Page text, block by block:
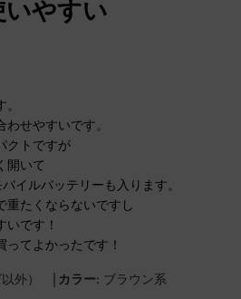
やすい
せやすいです。
クトですが
開いて
イルバッテリーも入ります。
重たくならないですし
です！
てよかったです！
外） | カラー: ブラウン系